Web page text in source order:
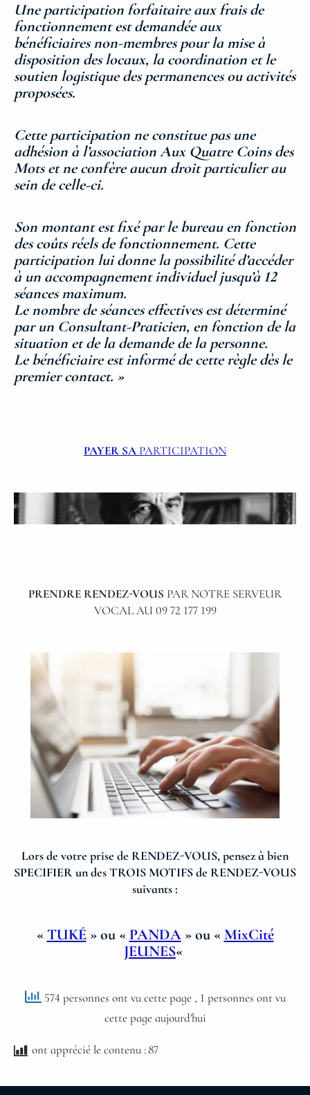
Une participation forfaitaire aux frais de
fonctionnement est demandée aux
bénéficiaires non-membres pour la mise à
disposition des locaux, la coordination et le
soutien logistique des permanences ou activités
proposées.
Cette participation ne constitue pas une
adhésion à l’association Aux Quatre Coins des
Mots et ne confère aucun droit particulier au
sein de celle-ci.
Son montant est fixé par le bureau en fonction
des coûts réels de fonctionnement. Cette
participation lui donne la possibilité d’accéder
à un accompagnement individuel jusqu’à 12
séances maximum.
Le nombre de séances effectives est déterminé
par un Consultant-Praticien, en fonction de la
situation et de la demande de la personne.
Le bénéficiaire est informé de cette règle dès le
premier contact. »
PAYER SA PARTICIPATION
PRENDRE RENDEZ-VOUS PAR NOTRE SERVEUR
VOCAL AU 09 72 177 199
Lors de votre prise de RENDEZ-VOUS, pensez à bien
SPECIFIER un des TROIS MOTIFS de RENDEZ-VOUS
suivants :
« TUKÉ » ou « PANDA» ou « MixCité
JEUNES«
574 personnes ont vu cette page , 1 personnes ont vu
cette page aujourd'hui
ont apprécié le contenu :87